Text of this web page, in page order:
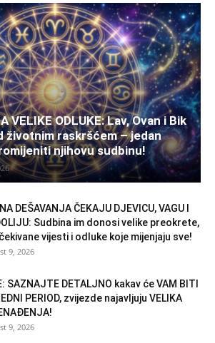
VELIKE ODLUKE: Lav, Ovan i Bik
životnim raskršćem – jedan
njihovu sudbinu!
DEŠAVANJA ČEKAJU DJEVICU, VAGU I
Sudbina im donosi velike preokrete,
vijesti i odluke koje mijenjaju sve!
9, 2026
SAZNAJTE DETALJNO kakav će VAM BITI
PERIOD, zvijezde najavljuju VELIKA
9, 2026